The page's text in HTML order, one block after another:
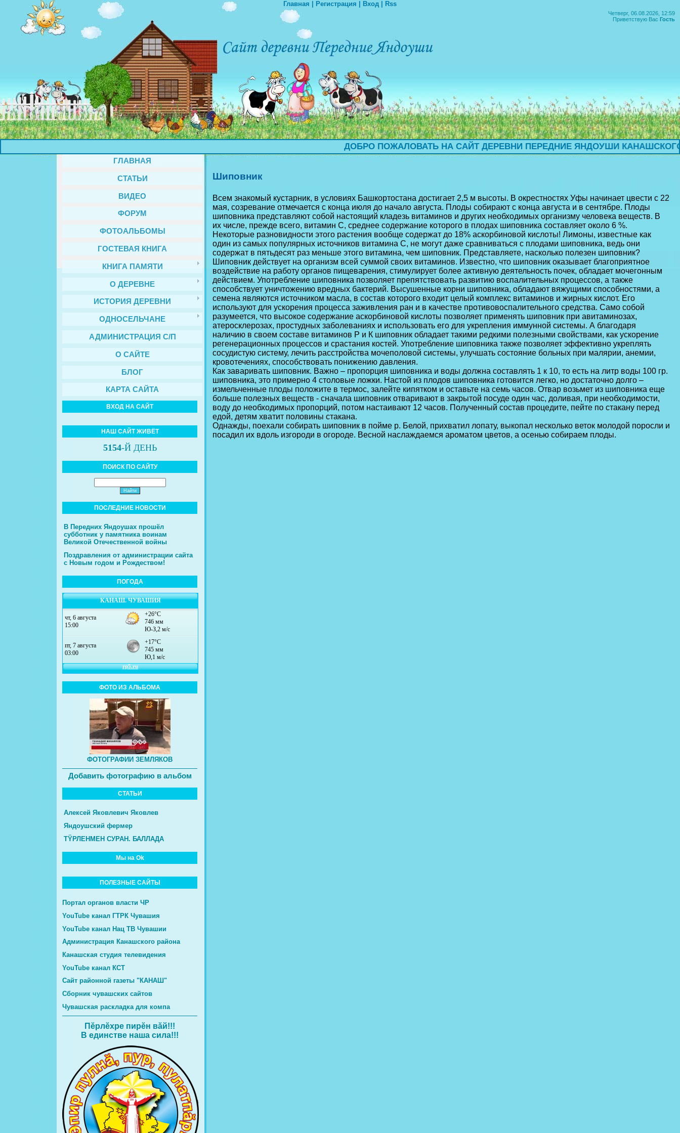
Главная Регистрация Вход Rss
Четверг, 06.08.2026, 12:59
Приветствую Вас Гость
I I
ДОБРО ПОЖАЛОВАТЬ НА САЙТ ДЕРЕВНИ ПЕРЕДНИЕ ЯНДОУШИ КАНАШСКОГО
ГЛАВНАЯ
СТАТЬИ
ВИДЕО
ФОРУМ
ФОТОАЛЬБОМЫ
ГОСТЕВАЯ КНИГА
КНИГА ПАМЯТИ
О ДЕРЕВНЕ
ИСТОРИЯ ДЕРЕВНИ
ОДНОСЕЛЬЧАНЕ
АДМИНИСТРАЦИЯ С/П
О САЙТЕ
БЛОГ
КАРТА САЙТА
ВХОД НА САЙТ
НАШ САЙТ ЖИВЁТ
5154-Й ДЕНЬ
ПОИСК ПО САЙТУ
ПОСЛЕДНИЕ НОВОСТИ
В Передних Яндоушах прошёл
субботник у памятника воинам
Великой Отечественной войны
Поздравления от администрации сайта
с Новым годом и Рождеством!
ПОГОДА
КАНАШ. ЧУВАШИЯ
ФОТО ИЗ АЛЬБОМА
ФОТОГРАФИИ ЗЕМЛЯКОВ
Добавить фотографию в альбом
СТАТЬИ
Алексей Яковлевич Яковлев
Яндоушский фермер
ТŸРЛЕНМЕН СУРАН. БАЛЛАДА
Мы на Ok
ПОЛЕЗНЫЕ САЙТЫ
Портал органов власти ЧР
YouTube канал ГТРК Чувашия
YouTube канал Нац ТВ Чувашии
Администрация Канашского района
Канашская студия телевидения
YouTube канал КСТ
Сайт районной газеты "КАНАШ"
Сборник чувашских сайтов
Чувашская раскладка для компа
Пĕрлĕхре пирĕн вăй!!!
В единстве наша сила!!!
Шиповник
Всем знакомый кустарник, в условиях Башкортостана достигает 2,5 м высоты. В окрестностях Уфы начинает цвести с 22
мая, созревание отмечается с конца июля до начало августа. Плоды собирают с конца августа и в сентябре. Плоды
шиповника представляют собой настоящий кладезь витаминов и других необходимых организму человека веществ. В
их числе, прежде всего, витамин С, среднее содержание которого в плодах шиповника составляет около 6 %.
Некоторые разновидности этого растения вообще содержат до 18% аскорбиновой кислоты! Лимоны, известные как
один из самых популярных источников витамина С, не могут даже сравниваться с плодами шиповника, ведь они
содержат в пятьдесят раз меньше этого витамина, чем шиповник. Представляете, насколько полезен шиповник?
Шиповник действует на организм всей суммой своих витаминов. Известно, что шиповник оказывает благоприятное
воздействие на работу органов пищеварения, стимулирует более активную деятельность почек, обладает мочегонным
действием. Употребление шиповника позволяет препятствовать развитию воспалительных процессов, а также
способствует уничтожению вредных бактерий. Высушенные корни шиповника, обладают вяжущими способностями, а
семена являются источником масла, в состав которого входит целый комплекс витаминов и жирных кислот. Его
используют для ускорения процесса заживления ран и в качестве противовоспалительного средства. Само собой
разумеется, что высокое содержание аскорбиновой кислоты позволяет применять шиповник при авитаминозах,
атеросклерозах, простудных заболеваниях и использовать его для укрепления иммунной системы. А благодаря
наличию в своем составе витаминов Р и К шиповник обладает такими редкими полезными свойствами, как ускорение
регенерационных процессов и срастания костей. Употребление шиповника также позволяет эффективно укреплять
сосудистую систему, лечить расстройства мочеполовой системы, улучшать состояние больных при малярии, анемии,
кровотечениях, способствовать понижению давления.
Как заваривать шиповник. Важно – пропорция шиповника и воды должна составлять 1 к 10, то есть на литр воды 100 гр.
шиповника, это примерно 4 столовые ложки. Настой из плодов шиповника готовится легко, но достаточно долго –
измельченные плоды положите в термос, залейте кипятком и оставьте на семь часов. Отвар возьмет из шиповника еще
больше полезных веществ - сначала шиповник отваривают в закрытой посуде один час, доливая, при необходимости,
воду до необходимых пропорций, потом настаивают 12 часов. Полученный состав процедите, пейте по стакану перед
едой, детям хватит половины стакана.
Однажды, поехали собирать шиповник в пойме р. Белой, прихватил лопату, выкопал несколько веток молодой поросли и
посадил их вдоль изгороди в огороде. Весной наслаждаемся ароматом цветов, а осенью собираем плоды.